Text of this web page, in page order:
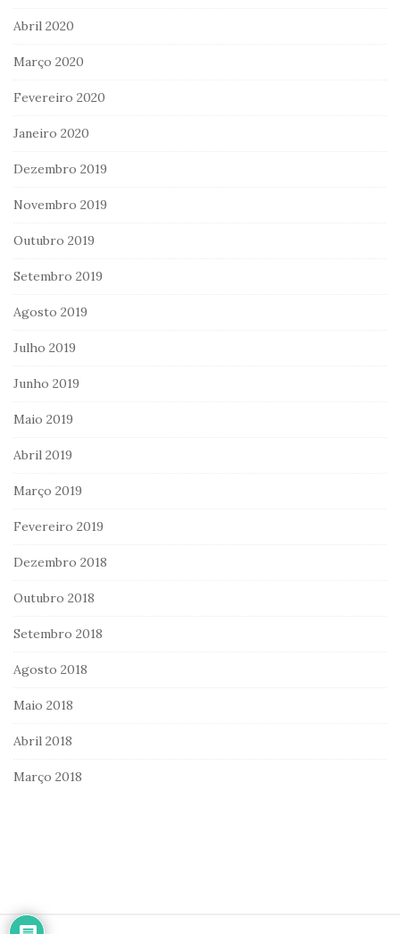
Abril 2020
Março 2020
Fevereiro 2020
Janeiro 2020
Dezembro 2019
Novembro 2019
Outubro 2019
Setembro 2019
Agosto 2019
Julho 2019
Junho 2019
Maio 2019
Abril 2019
Março 2019
Fevereiro 2019
Dezembro 2018
Outubro 2018
Setembro 2018
Agosto 2018
Maio 2018
Abril 2018
Março 2018